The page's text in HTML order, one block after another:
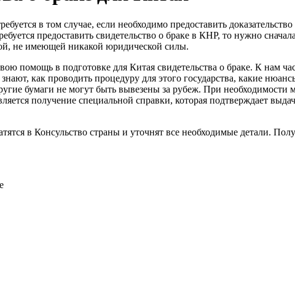
в том случае, если необходимо предоставить
предоставить свидетельство о браке в КНР, то нужно
не имеющей никакой юридической силы.
помощь в подготовке для Китая свидетельства о браке. К нам
как проводить процедуру для этого государства, какие
бумаги не могут быть вывезены за рубеж. При
получение специальной справки, которая подтверждает
в Консульство страны и уточнят все необходимые детали.